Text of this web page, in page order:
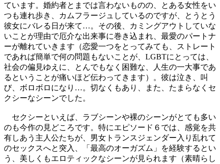
ています。婚約者とまでは言わないものの、とある女性をい
つも連れ歩き、カムフラージュしているのですが、とうとう
彼女にバレる日が来て…。その後、カミングアウトしていな
いことが理由で厄介な出来事に巻き込まれ、最愛のパートナ
ーが離れていきます（恋愛一つをとってみても、ストレート
であれば簡単で何の問題もないことが、LGBTにとっては、
社会の偏見ゆえに、とんでもなく困難な、人生の一大事であ
るということが痛いほど伝わってきます）。彼は泣き、叫
び、ボロボロになり…。切なくもあり、また、たまらなくセ
クシーなシーンでした。
セクシーといえば、ラブシーンや裸のシーンがとても多い
のも今作の見どころです。特にエピソード６では、感覚を共
有しあう主人公たちが、男女トランスジェンダー入り乱れて
のセックスへと突入、「最高のオーガズム」を経験するとい
う、美しくもエロティックなシーンが見られます（素晴らし